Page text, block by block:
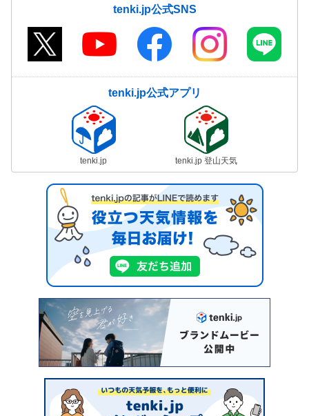
tenki.jp公式SNS
tenki.jp公式アプリ
tenki.jp tenki.jp 登山天気